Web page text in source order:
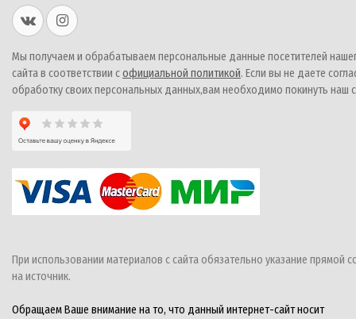
Мы получаем и обрабатываем персональные данные посетителей
сайта в соответствии софициальной политикой. Если вы не даете
обработку своих персональных данных,вам необходимо покинуть наш
При использовании материалов с сайта обязательно указание прямой
на источник.
Обращаем Ваше внимание на то, что данный интернет-сайт носит